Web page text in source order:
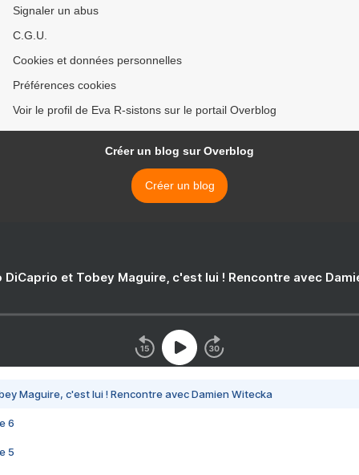
Signaler un abus
C.G.U.
Cookies et données personnelles
Préférences cookies
Voir le profil de Eva R-sistons sur le portail Overblog
Créer un blog sur Overblog
Créer un blog
DiCaprio et Tobey Maguire, c'est lui ! Rencontre avec
Maguire, c'est lui ! Rencontre avec Damien Witecka
6
5